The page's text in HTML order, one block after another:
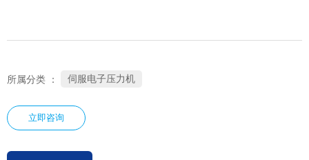
所属分类 ： 伺服电子压力机
立即咨询